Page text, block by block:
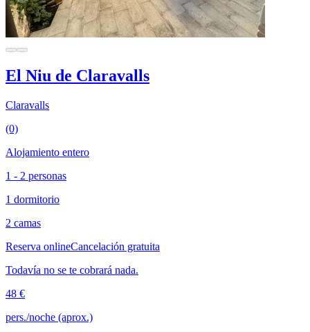
El Niu de Claravalls
Claravalls
(0)
Alojamiento entero
1 - 2 personas
1 dormitorio
2 camas
Reserva onlineCancelación gratuita
Todavía no se te cobrará nada.
48 €
pers./noche (aprox.)